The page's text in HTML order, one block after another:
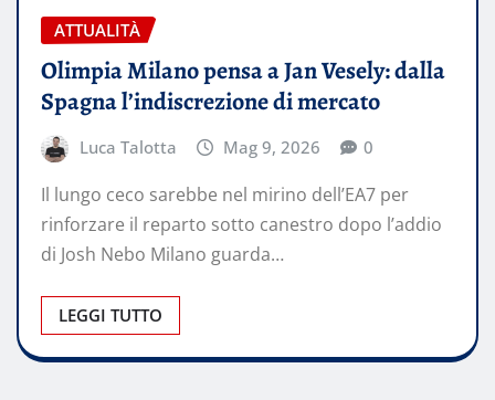
ATTUALITÀ
Olimpia Milano pensa a Jan Vesely: dalla
Spagna l’indiscrezione di mercato
Luca Talotta Mag 9, 2026 0
Il lungo ceco sarebbe nel mirino dell’EA7 per
rinforzare il reparto sotto canestro dopo l’addio
di Josh Nebo Milano guarda…
LEGGI TUTTO